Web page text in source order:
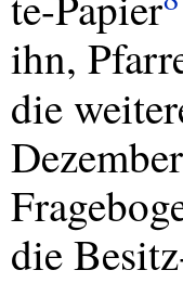
ihn,
die
die